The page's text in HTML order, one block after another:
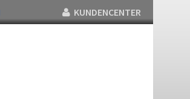
KUNDENCENTER